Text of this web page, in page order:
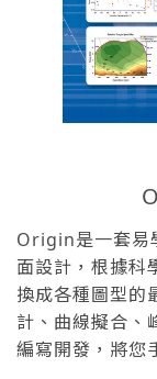
Origin是一套易
面設計，根據科
換成各種圖型的
計、曲線擬合、
編寫開發，將您